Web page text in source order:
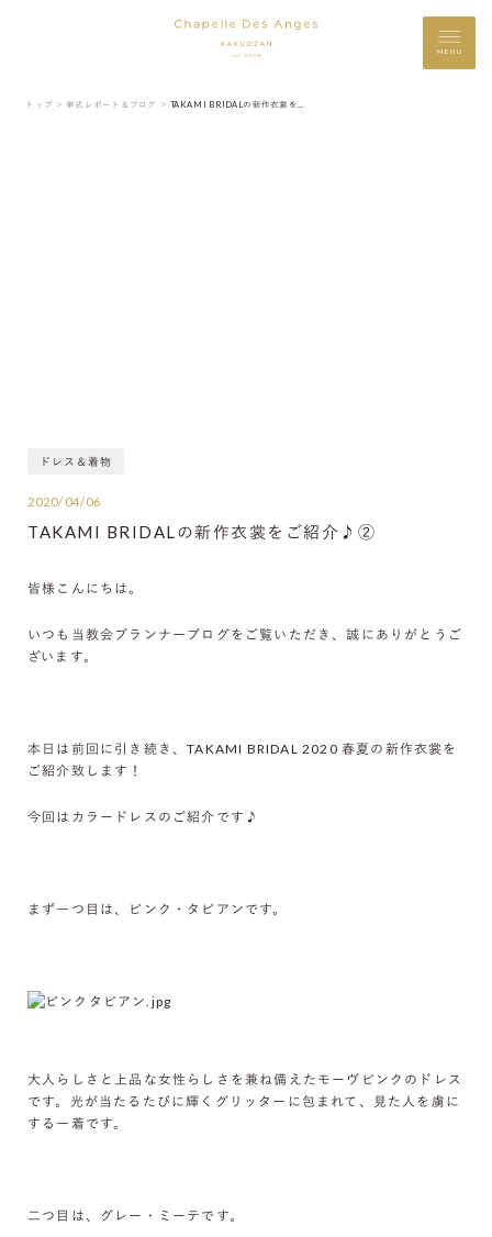
MENU
トップ ＞ 挙式レポート＆ブログ ＞
ドレス＆着物
2020/04/06
TAKAMI BRIDALの新作衣裳をご紹介♪②
皆様こんにちは。
いつも当教会プランナーブログをご覧いただき、誠にありがとうご
ざいます。
本日は前回に引き続き、TAKAMI BRIDAL 2020 春夏の新作衣裳を
ご紹介致します！
今回はカラードレスのご紹介です♪
まず一つ目は、ピンク・タピアンです。
大人らしさと上品な女性らしさを兼ね備えたモーヴピンクのドレス
です。光が当たるたびに輝くグリッターに包まれて、見た人を虜に
する一着です。
二つ目は、グレー・ミーテです。